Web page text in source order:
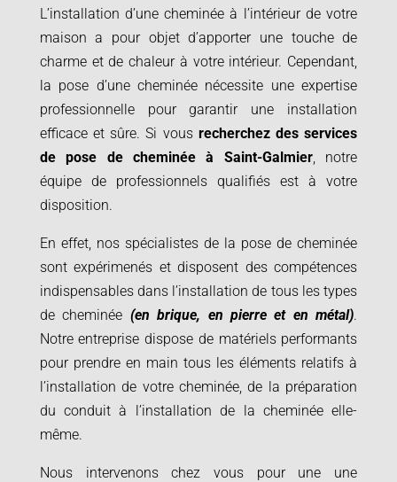
L’installation d’une cheminée à l’intérieur de votre
maison a pour objet d’apporter une touche de
charme et de chaleur à votre intérieur. Cependant,
la pose d’une cheminée nécessite une expertise
professionnelle pour garantir une installation
efficace et sûre. Si vous recherchez des services
de
pose de cheminée à Saint-Galmier, notre
équipe de professionnels qualifiés est à votre
disposition.
En effet, nos spécialistes de la pose de cheminée
sont expérimenés et disposent des compétences
indispensables dans l’installation de tous les types
de cheminée (en brique, en pierre et en métal).
Notre entreprise dispose de matériels performants
pour prendre en main tous les éléments relatifs à
l’installation de votre cheminée, de la préparation
du conduit à l’installation de la cheminée elle-
même.
Nous intervenons chez vous pour une une